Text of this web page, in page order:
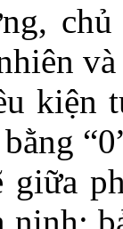
kiện
giữa